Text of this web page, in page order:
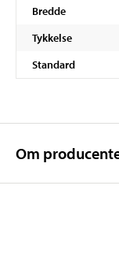
Bredde
Tykkelse
Standard
Om